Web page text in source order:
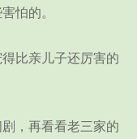
怕的。
比亲儿子还厉害的
，再看看老三家的